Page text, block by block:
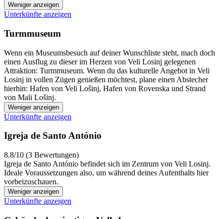
Weniger anzeigen
Unterkünfte anzeigen
Turmmuseum
Wenn ein Museumsbesuch auf deiner Wunschliste steht, mach doch
einen Ausflug zu dieser im Herzen von Veli Losinj gelegenen
Attraktion: Turmmuseum. Wenn du das kulturelle Angebot in Veli
Losinj in vollen Zügen genießen möchtest, plane einen Abstecher
hierhin: Hafen von Veli Lošinj, Hafen von Rovenska und Strand
von Mali Lošinj.
Weniger anzeigen
Unterkünfte anzeigen
Igreja de Santo António
8.8/10 (3 Bewertungen)
Igreja de Santo António befindet sich im Zentrum von Veli Losinj.
Ideale Voraussetzungen also, um während deines Aufenthalts hier
vorbeizuschauen.
Weniger anzeigen
Unterkünfte anzeigen